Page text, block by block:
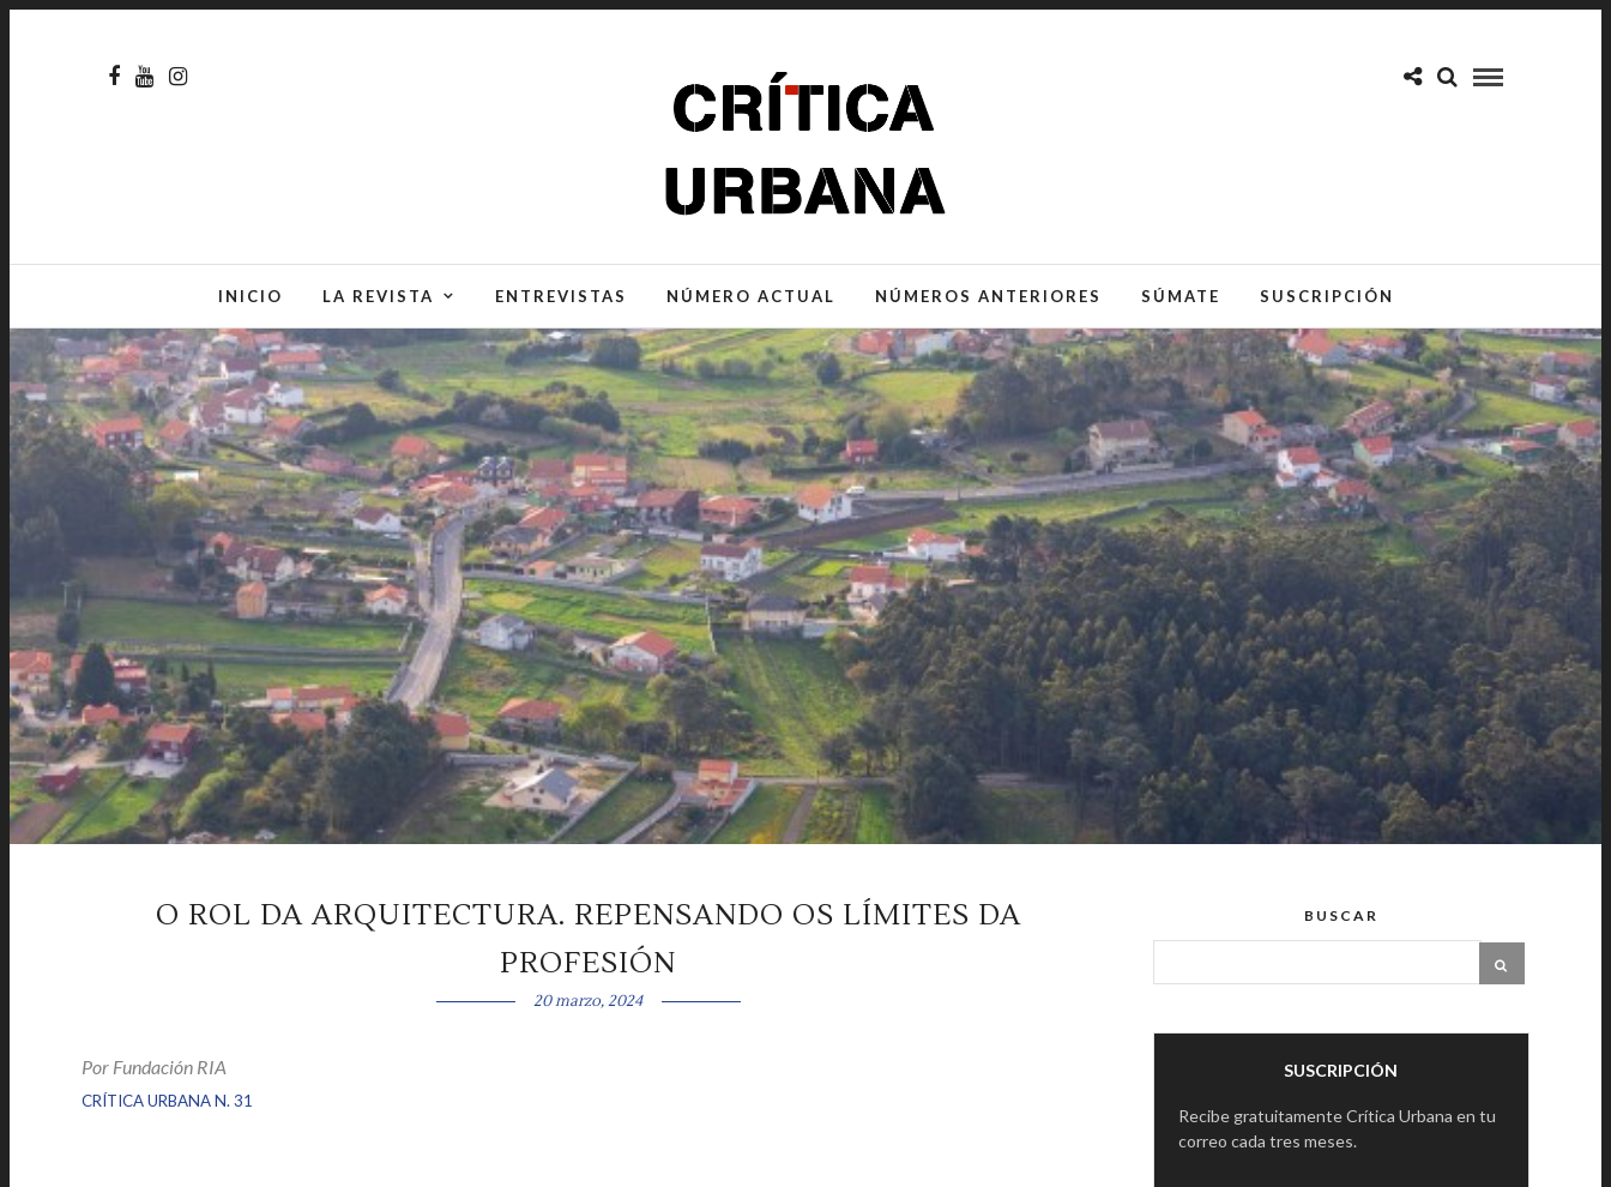
INICIO LA REVISTA ENTREVISTAS NÚMERO ACTUAL NÚMEROS ANTERIORES SÚMATE SUSCRIPCIÓN
O ROL DA ARQUITECTURA. REPENSANDO OS LÍMITES DA
PROFESIÓN
20 marzo, 2024
Por Fundación RIA
CRÍTICA URBANA N. 31
BUSCAR
SUSCRIPCIÓN
Recibe gratuitamente Crítica Urbana en tu
correo cada tres meses.